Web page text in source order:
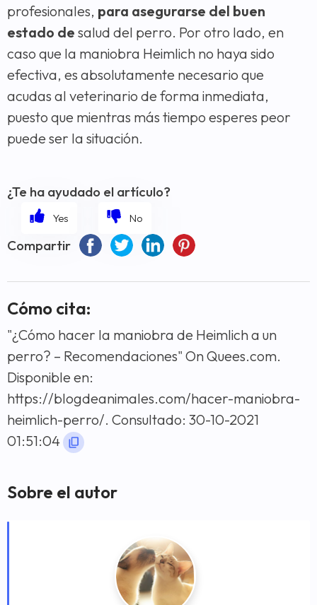
profesionales, para asegurarse del buen
estado de salud del perro. Por otro lado, en
caso que la maniobra Heimlich no haya sido
efectiva, es absolutamente necesario que
acudas al veterinario de forma inmediata,
puesto que mientras más tiempo esperes peor
puede ser la situación.
¿Te ha ayudado el artículo?
Compartir
Cómo cita:
"¿Cómo hacer la maniobra de Heimlich a un
perro? – Recomendaciones" On Quees.com.
Disponible en:
https://blogdeanimales.com/hacer-maniobra-
heimlich-perro/. Consultado: 30-10-2021
01:51:04
Sobre el autor